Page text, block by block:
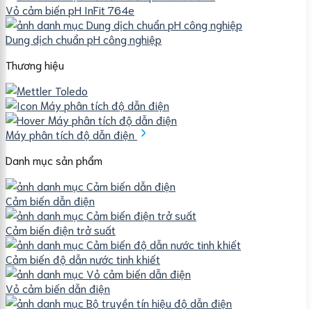
Vỏ cảm biến pH InFit 764e
Dung dịch chuẩn pH công nghiệp
Thương hiệu
Máy phân tích độ dẫn điện
Danh mục sản phẩm
Cảm biến dẫn điện
Cảm biến điện trở suất
Cảm biến độ dẫn nước tinh khiết
Vỏ cảm biến dẫn điện